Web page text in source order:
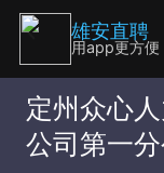
定州众心
公司第一
雄安直聘
用app更方便